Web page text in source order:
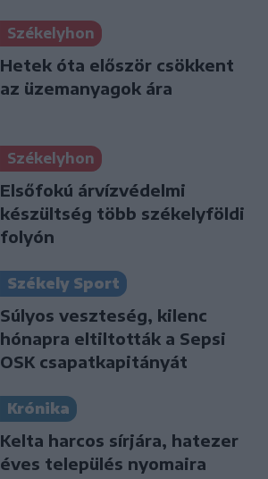
Székelyhon
Hetek óta először csökkent
az üzemanyagok ára
Székelyhon
Elsőfokú árvízvédelmi
készültség több székelyföldi
folyón
Székely Sport
Súlyos veszteség, kilenc
hónapra eltiltották a Sepsi
OSK csapatkapitányát
Krónika
Kelta harcos sírjára, hatezer
éves település nyomaira